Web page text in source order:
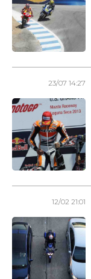
23/07 14:27
12/02 21:01